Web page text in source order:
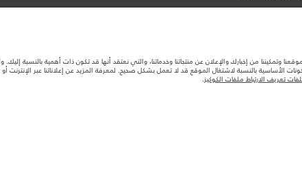
التواصل مع وكيلنا المحلي للتأكد من توفّرها والتحقق من الأسعار.
المتحقق في تلك الاختبارات كما أن هذه الأرقام بغرض المقارنة فحسب.
التصاميم. هذا ظرف ديناميكي للغاية، ونتيجة لذلك، قد لا تمثّل الصور المستخدَمة ضمن موقع
وتمكيننا من إخبارك والإعلان عن منتجاتنا وخدماتنا، والتي نعتقد أنها قد تكون ذات أهمية بالنسبة
بالنسبة لاشتغال الموقع قد لا تعمل بشكل صحيح. لمعرفة المزيد عن إعلاناتنا عبر الإنترنت
تعريف الارتباط ملفات الكوكيز.